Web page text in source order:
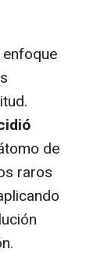
de
raros